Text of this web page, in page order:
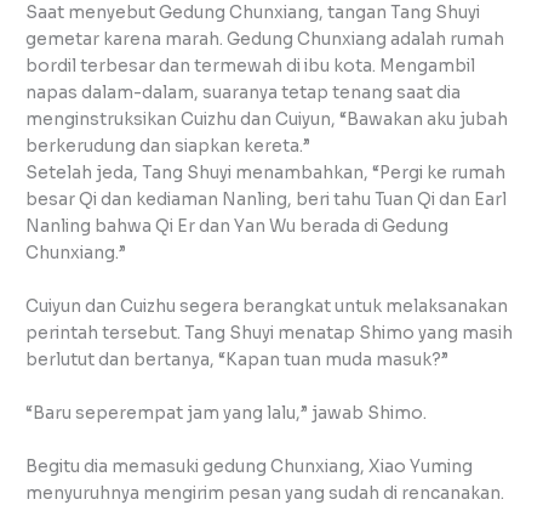
Saat menyebut Gedung Chunxiang, tangan Tang Shuyi
gemetar karena marah. Gedung Chunxiang adalah rumah
bordil terbesar dan termewah di ibu kota. Mengambil
napas dalam-dalam, suaranya tetap tenang saat dia
menginstruksikan Cuizhu dan Cuiyun, “Bawakan aku jubah
berkerudung dan siapkan kereta.”
Setelah jeda, Tang Shuyi menambahkan, “Pergi ke rumah
besar Qi dan kediaman Nanling, beri tahu Tuan Qi dan Earl
Nanling bahwa Qi Er dan Yan Wu berada di Gedung
Chunxiang.”
Cuiyun dan Cuizhu segera berangkat untuk melaksanakan
perintah tersebut. Tang Shuyi menatap Shimo yang masih
berlutut dan bertanya, “Kapan tuan muda masuk?”
“Baru seperempat jam yang lalu,” jawab Shimo.
Begitu dia memasuki gedung Chunxiang, Xiao Yuming
menyuruhnya mengirim pesan yang sudah di rencanakan.